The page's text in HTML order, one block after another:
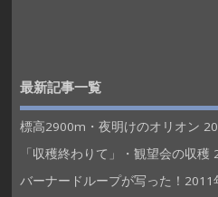
最新記事一覧
標高2900m・夜明けのオリオン
「収穫終わりて」・観望会の収穫
バーナードループが写った！2011